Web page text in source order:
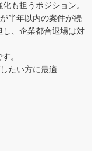
も担うポジション。
半年以内の案件が続
、企業都合退場は対
。
たい方に最適